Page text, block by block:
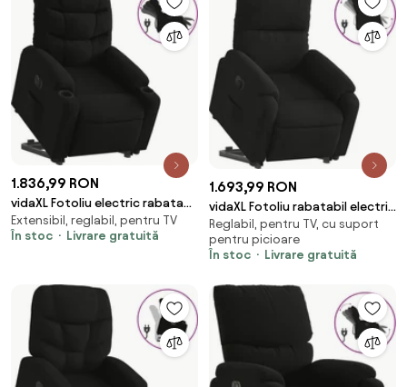
1.836,99 RON
vidaXL Fotoliu electric rabatabil
cu ridicare, negru, textil
Extensibil, reglabil, pentru TV
În stoc
Livrare gratuită
1.693,99 RON
vidaXL Fotoliu rabatabil electric
cu ridicare, negru, microfibră
Reglabil, pentru TV, cu suport
pentru picioare
În stoc
Livrare gratuită